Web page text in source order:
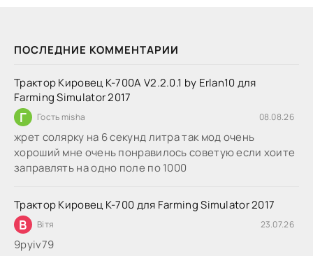
ПОСЛЕДНИЕ КОММЕНТАРИИ
Трактор Кировец К-700А V2.2.0.1 by Erlan10 для
Farming Simulator 2017
Г Гость misha 08.08.26
жрет солярку на 6 секунд литра так мод очень
хороший мне очень понравилось советую если хоите
заправлять на одно поле по 1000
Трактор Кировец К-700 для Farming Simulator 2017
В Вітя 23.07.26
9руіv79